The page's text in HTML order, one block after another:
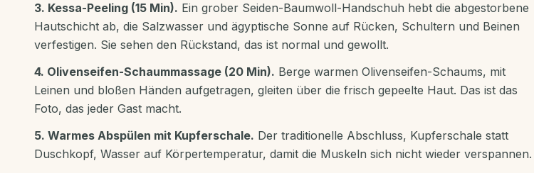
3. Kessa-Peeling (15 Min). Ein grober Seiden-Baumwoll-Handschuh hebt die abgestorbene
Hautschicht ab, die Salzwasser und ägyptische Sonne auf Rücken, Schultern und Beinen
verfestigen. Sie sehen den Rückstand, das ist normal und gewollt.
4. Olivenseifen-Schaummassage (20 Min). Berge warmen Olivenseifen-Schaums, mit
Leinen und bloßen Händen aufgetragen, gleiten über die frisch gepeelte Haut. Das ist das
Foto, das jeder Gast macht.
5. Warmes Abspülen mit Kupferschale. Der traditionelle Abschluss, Kupferschale statt
Duschkopf, Wasser auf Körpertemperatur, damit die Muskeln sich nicht wieder verspannen.